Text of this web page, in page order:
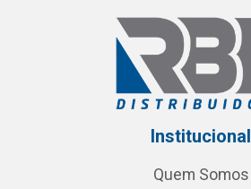
Institucional
Quem Somos